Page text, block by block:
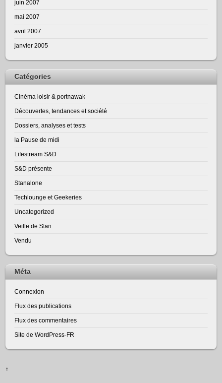
juin 2007
mai 2007
avril 2007
janvier 2005
Catégories
Cinéma loisir & portnawak
Découvertes, tendances et société
Dossiers, analyses et tests
la Pause de midi
Lifestream S&D
S&D présente
Stanalone
Techlounge et Geekeries
Uncategorized
Veille de Stan
Vendu
Méta
Connexion
Flux des publications
Flux des commentaires
Site de WordPress-FR
↑